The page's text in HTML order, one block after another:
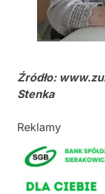
Źródło:
Stenka
Reklamy